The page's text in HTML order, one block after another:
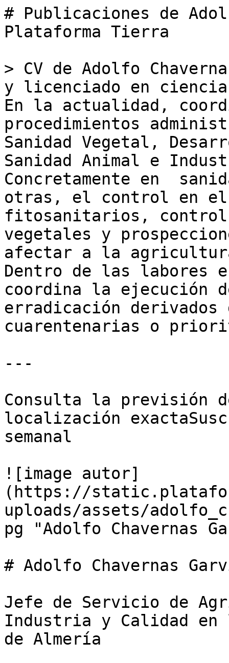
# Publicaciones de
Plataforma Tierra
> CV de Adolfo
y licenciado en
En la actualidad,
procedimientos
Sanidad Vegetal,
Sanidad Animal e
Concretamente en
otras, el control en el
fitosanitarios, control
vegetales y
afectar a la
Dentro de las labores
coordina la ejecución
erradicación derivados
cuarentenarias o
---
Consulta la previsión
localización
semanal
![image autor]
(https://
uploads/assets/
pg "Adolfo Chavernas
# Adolfo Chavernas
Jefe de Servicio de
Industria y Calidad
de Almería